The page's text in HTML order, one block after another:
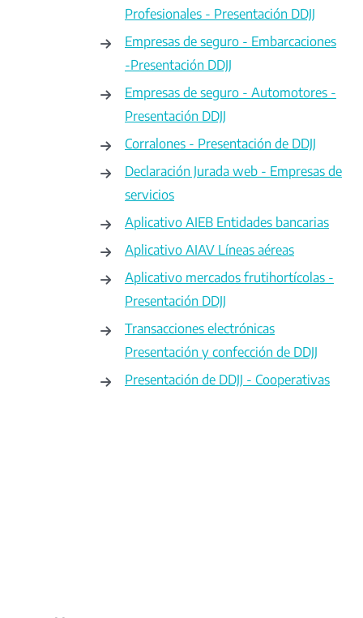
Profesionales - Presentación DDJJ
Empresas de seguro - Embarcaciones
-Presentación DDJJ
Empresas de seguro - Automotores -
Presentación DDJJ
Corralones - Presentación de DDJJ
Declaración Jurada web - Empresas de
servicios
Aplicativo AIEB Entidades bancarias
Aplicativo AIAV Líneas aéreas
Aplicativo mercados frutihortícolas -
Presentación DDJJ
Transacciones electrónicas
Presentación y confección de DDJJ
Presentación de DDJJ - Cooperativas